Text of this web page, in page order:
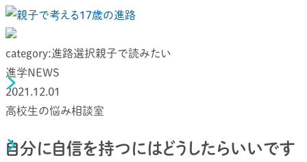
category:進路選択親子で読みたい
進学NEWS
2021.12.01
高校生の悩み相談室
自分に自信を持つにはどうしたらいいです